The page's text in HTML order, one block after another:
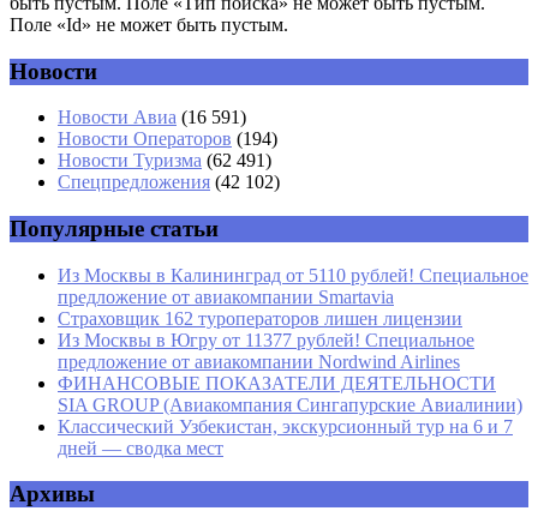
Имя *
Email*
Поле «Id» не может быть пустым.
Новости
Новости Авиа (16 591)
Новости Операторов (194)
Новости Туризма (62 491)
Спецпредложения (42 102)
Популярные статьи
Из Москвы в Калининград от 5110 рублей! Специальное
предложение от авиакомпании Smartavia
Страховщик 162 туроператоров лишен лицензии
Из Москвы в Югру от 11377 рублей! Специальное
предложение от авиакомпании Nordwind Airlines
ФИНАНСОВЫЕ ПОКАЗАТЕЛИ ДЕЯТЕЛЬНОСТИ
SIA GROUP (Авиакомпания Сингапурские Авиалинии)
Классический Узбекистан, экскурсионный тур на 6 и 7
дней — сводка мест
Архивы